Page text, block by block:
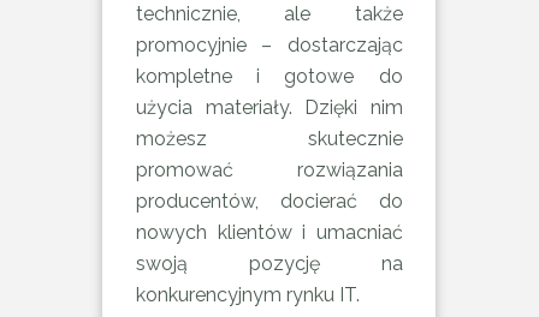
technicznie, ale także
promocyjnie – dostarczając
kompletne i gotowe do
użycia materiały. Dzięki nim
możesz skutecznie
promować rozwiązania
producentów, docierać do
nowych klientów i umacniać
swoją pozycję na
konkurencyjnym rynku IT.